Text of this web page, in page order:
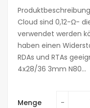
Cloud sind 0,12-Ω-
verwendet werden
haben einen
RDAs und RTAs
4x28/36 3mm N80...
Menge